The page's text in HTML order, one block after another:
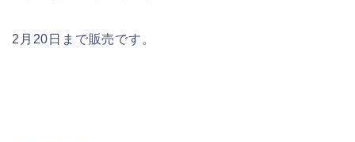
2月20日まで販売です。